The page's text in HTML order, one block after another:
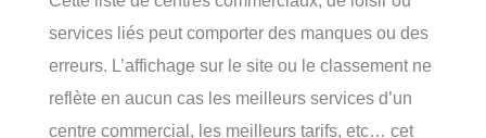
services liés peut comporter des manques ou des
erreurs. L’affichage sur le site ou le classement ne
reflète en aucun cas les meilleurs services d’un
centre commercial, les meilleurs tarifs, etc… cet